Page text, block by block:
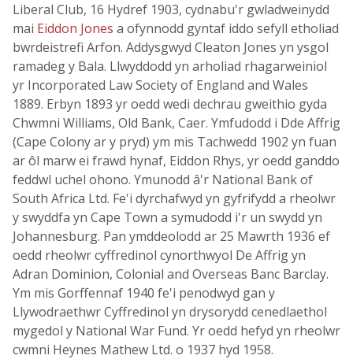
Liberal Club, 16 Hydref 1903, cydnabu'r gwladweinydd
mai Eiddon Jones a ofynnodd gyntaf iddo sefyll etholiad
bwrdeistrefi Arfon. Addysgwyd Cleaton Jones yn ysgol
ramadeg y Bala. Llwyddodd yn arholiad rhagarweiniol
yr Incorporated Law Society of England and Wales
1889. Erbyn 1893 yr oedd wedi dechrau gweithio gyda
Chwmni Williams, Old Bank, Caer. Ymfudodd i Dde Affrig
(Cape Colony ar y pryd) ym mis Tachwedd 1902 yn fuan
ar ôl marw ei frawd hynaf, Eiddon Rhys, yr oedd ganddo
feddwl uchel ohono. Ymunodd â'r National Bank of
South Africa Ltd. Fe'i dyrchafwyd yn gyfrifydd a rheolwr
y swyddfa yn Cape Town a symudodd i'r un swydd yn
Johannesburg. Pan ymddeolodd ar 25 Mawrth 1936 ef
oedd rheolwr cyffredinol cynorthwyol De Affrig yn
Adran Dominion, Colonial and Overseas Banc Barclay.
Ym mis Gorffennaf 1940 fe'i penodwyd gan y
Llywodraethwr Cyffredinol yn drysorydd cenedlaethol
mygedol y National War Fund. Yr oedd hefyd yn rheolwr
cwmni Heynes Mathew Ltd. o 1937 hyd 1958.